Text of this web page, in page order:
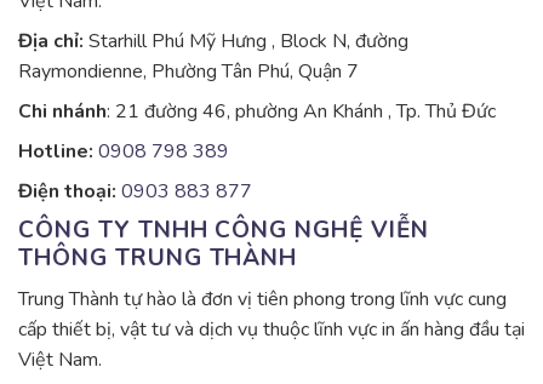
Địa chỉ: Starhill Phú Mỹ Hưng , Block N, đường
Raymondienne, Phường Tân Phú, Quận 7
Chi nhánh: 21 đường 46, phường An Khánh , Tp. Thủ Đức
Hotline: 0908 798 389
Điện thoại: 0903 883 877
CÔNG TY TNHH CÔNG NGHỆ VIỄN
THÔNG TRUNG THÀNH
Trung Thành tự hào là đơn vị tiên phong trong lĩnh vực cung
cấp thiết bị, vật tư và dịch vụ thuộc lĩnh vực in ấn hàng đầu tại
Việt Nam.